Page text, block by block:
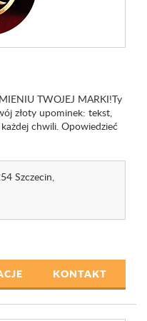
TWOJEJ MARKI!Ty
złoty upominek: tekst,
chwili. Opowiedzieć
Szczecin,
KONTAKT